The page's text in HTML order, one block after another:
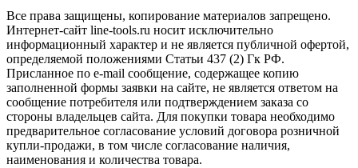
Все права защищены, копирование материалов запрещено.
Интернет-сайт line-tools.ru носит исключительно
информационный характер и не является публичной офертой,
определяемой положениями Статьи 437 (2) Гк РФ.
Присланное по e-mail сообщение, содержащее копию
заполненной формы заявки на сайте, не является ответом на
сообщение потребителя или подтверждением заказа со
стороны владельцев сайта. Для покупки товара необходимо
предварительное согласование условий договора розничной
купли-продажи, в том числе согласование наличия,
наименования и количества товара.